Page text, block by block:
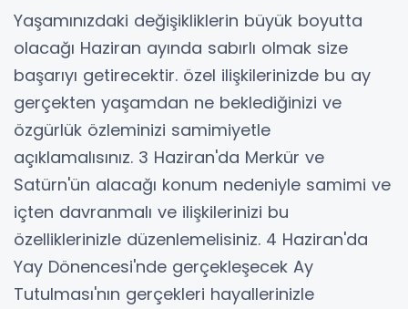
Yaşamınızdaki değişikliklerin büyük boyutta
olacağı Haziran ayında sabırlı olmak size
başarıyı getirecektir. özel ilişkilerinizde bu ay
gerçekten yaşamdan ne beklediğinizi ve
özgürlük özleminizi samimiyetle
açıklamalısınız. 3 Haziran'da Merkür ve
Satürn'ün alacağı konum nedeniyle samimi ve
içten davranmalı ve ilişkilerinizi bu
özelliklerinizle düzenlemelisiniz. 4 Haziran'da
Yay Dönencesi'nde gerçekleşecek Ay
Tutulması'nın gerçekleri hayallerinizle